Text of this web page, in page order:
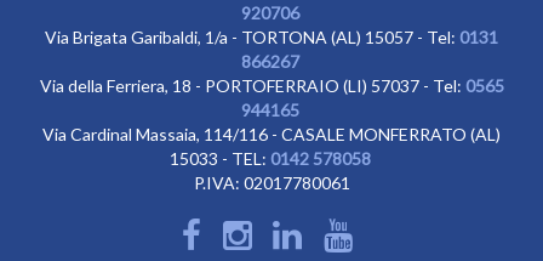
920706
Via Brigata Garibaldi, 1/a - TORTONA (AL) 15057 - Tel: 0131
866267
Via della Ferriera, 18 - PORTOFERRAIO (LI) 57037 - Tel: 0565
944165
Via Cardinal Massaia, 114/116 - CASALE MONFERRATO (AL)
15033 - TEL: 0142 578058
P.IVA: 02017780061